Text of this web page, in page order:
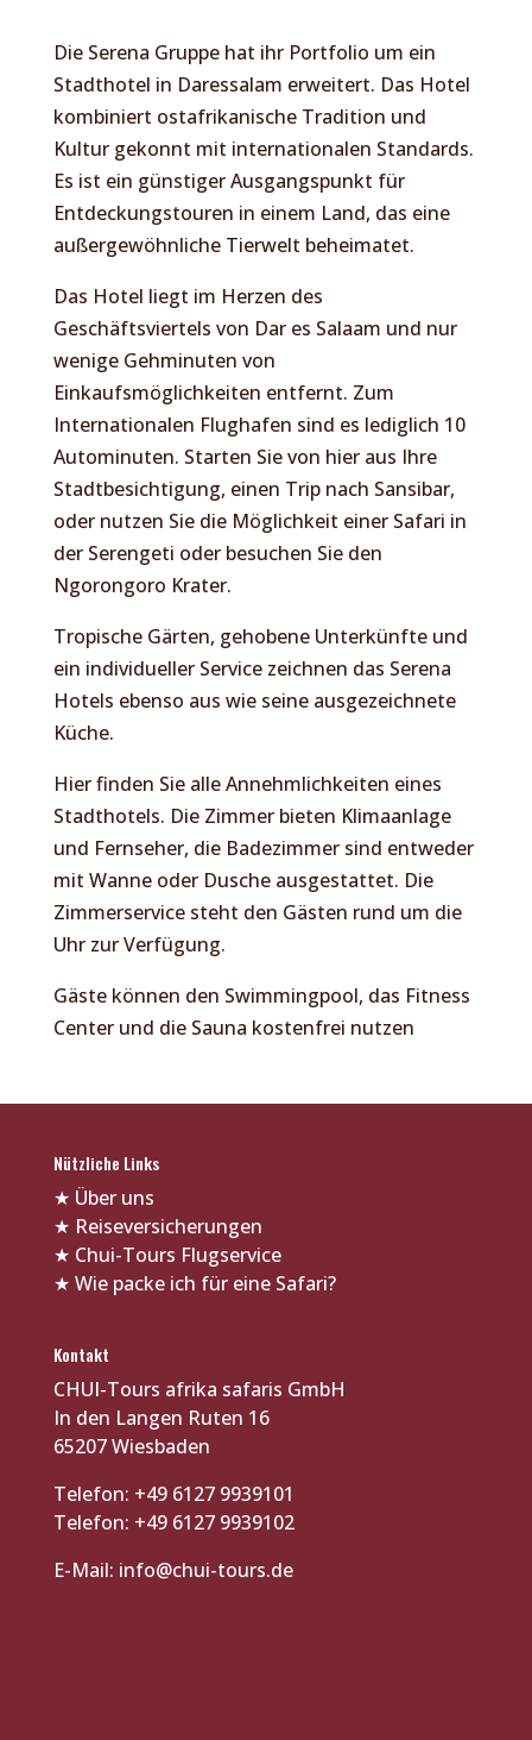
Die Serena Gruppe hat ihr Portfolio um ein
Stadthotel in Daressalam erweitert. Das Hotel
kombiniert ostafrikanische Tradition und
Kultur gekonnt mit internationalen Standards.
Es ist ein günstiger Ausgangspunkt für
Entdeckungstouren in einem Land, das eine
außergewöhnliche Tierwelt beheimatet.
Das Hotel liegt im Herzen des
Geschäftsviertels von Dar es Salaam und nur
wenige Gehminuten von
Einkaufsmöglichkeiten entfernt. Zum
Internationalen Flughafen sind es lediglich 10
Autominuten. Starten Sie von hier aus Ihre
Stadtbesichtigung, einen Trip nach Sansibar,
oder nutzen Sie die Möglichkeit einer Safari in
der Serengeti oder besuchen Sie den
Ngorongoro Krater.
Tropische Gärten, gehobene Unterkünfte und
ein individueller Service zeichnen das Serena
Hotels ebenso aus wie seine ausgezeichnete
Küche.
Hier finden Sie alle Annehmlichkeiten eines
Stadthotels. Die Zimmer bieten Klimaanlage
und Fernseher, die Badezimmer sind entweder
mit Wanne oder Dusche ausgestattet. Die
Zimmerservice steht den Gästen rund um die
Uhr zur Verfügung.
Gäste können den Swimmingpool, das Fitness
Center und die Sauna kostenfrei nutzen
Nützliche Links
★ Über uns
★ Reiseversicherungen
★ Chui-Tours Flugservice
★ Wie packe ich für eine Safari?
Kontakt
CHUI-Tours afrika safaris GmbH
In den Langen Ruten 16
65207 Wiesbaden
Telefon: +49 6127 9939101
Telefon: +49 6127 9939102
E-Mail: info@chui-tours.de